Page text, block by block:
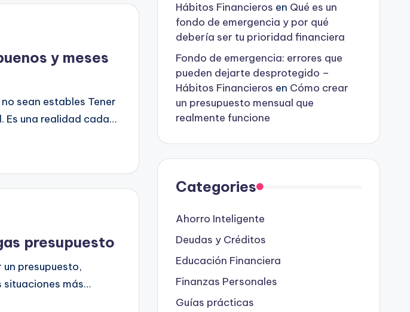
y meses
sean estables Tener
Es una realidad cada…
presupuesto
presupuesto,
situaciones más…
Hábitos Financieros en Qué es un
fondo de emergencia y por qué
debería ser tu prioridad financiera
Fondo de emergencia: errores que
pueden dejarte desprotegido –
Hábitos Financieros en Cómo crear
un presupuesto mensual que
realmente funcione
Categories
Ahorro Inteligente
Deudas y Créditos
Educación Financiera
Finanzas Personales
Guías prácticas